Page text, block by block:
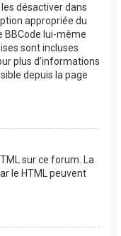
désactiver dans
appropriée du
BBCode lui-même
sont incluses
plus d’informations
depuis la page
sur ce forum. La
le HTML peuvent